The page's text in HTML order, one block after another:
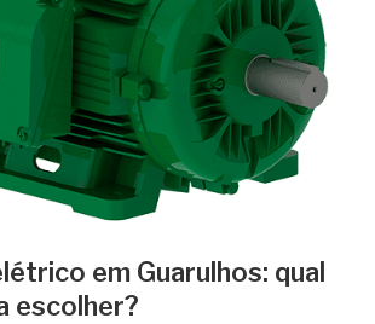
em Guarulhos: qual
escolher?